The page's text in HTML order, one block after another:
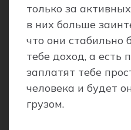
только за
в них больше
что они стабильно
тебе доход, а есть
заплатят тебе
человека и будет
грузом.